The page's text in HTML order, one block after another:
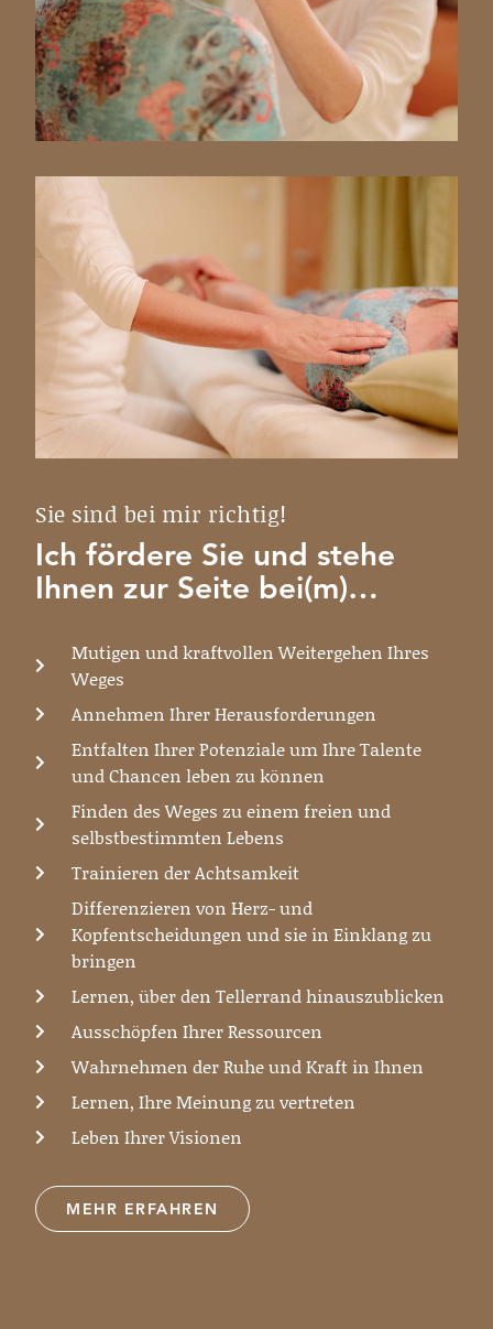
Sie sind bei mir richtig!
Ich fördere Sie und stehe
Ihnen zur Seite bei(m)…
Mutigen und kraftvollen Weitergehen Ihres
Weges
Annehmen Ihrer Herausforderungen
Entfalten Ihrer Potenziale um Ihre Talente
und Chancen leben zu können
Finden des Weges zu einem freien und
selbstbestimmten Lebens
Trainieren der Achtsamkeit
Differenzieren von Herz- und
Kopfentscheidungen und sie in Einklang zu
bringen
Lernen, über den Tellerrand hinauszublicken
Ausschöpfen Ihrer Ressourcen
Wahrnehmen der Ruhe und Kraft in Ihnen
Lernen, Ihre Meinung zu vertreten
Leben Ihrer Visionen
MEHR ERFAHREN